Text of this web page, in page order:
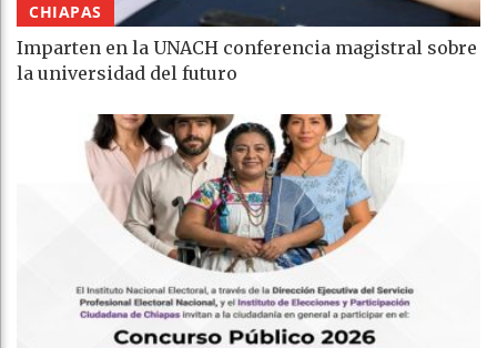
CHIAPAS
Imparten en la UNACH conferencia magistral sobre
la universidad del futuro